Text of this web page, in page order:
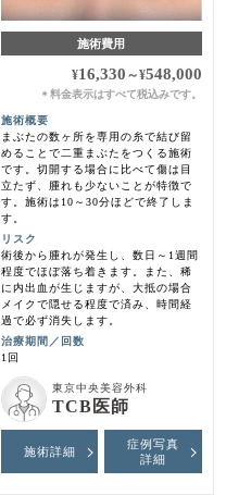
施術費用
¥16,330 ～¥548,000
＊ 料金表示はすべて税込みです。
施術概要
まぶたの数ヶ所を専用の糸で結び留
めることで二重まぶたをつくる施術
です。切開する場合に比べて傷は目
立たず、腫れも少ないことが特徴で
す。施術は10～30分ほどで終了しま
す。
リスク
術後から腫れが発生し、数日～1週間
程度でほぼ落ち着きます。また、稀
に内出血が生じますが、大抵の場合
メイクで隠せる程度で済み、時間経
過で必ず消失します。
治療期間／回数
1回
東京中央美容外科
TCB医師
施術詳細
症例写真
詳細